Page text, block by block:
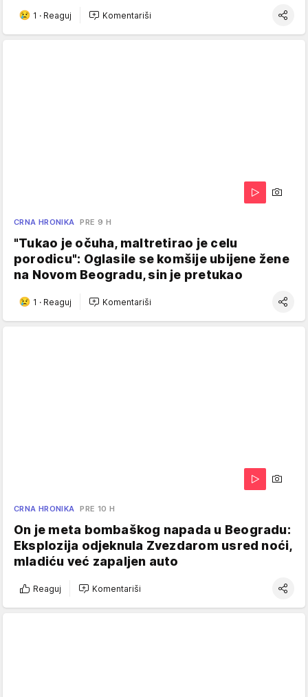
1 · Reaguj Komentariši
CRNA HRONIKA PRE 9 H
"Tukao je očuha, maltretirao je celu
porodicu": Oglasile se komšije ubijene žene
na Novom Beogradu, sin je pretukao
1 · Reaguj Komentariši
CRNA HRONIKA PRE 10 H
On je meta bombaškog napada u Beogradu:
Eksplozija odjeknula Zvezdarom usred noći,
mladiću već zapaljen auto
Reaguj Komentariši